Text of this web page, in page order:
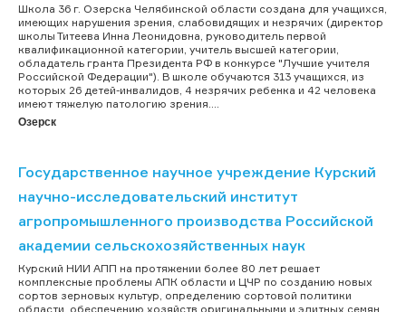
Школа 36 г. Озерска Челябинской области создана для учащихся,
имеющих нарушения зрения, слабовидящих и незрячих (директор
школы Титеева Инна Леонидовна, руководитель первой
квалификационной категории, учитель высшей категории,
обладатель гранта Президента РФ в конкурсе "Лучшие учителя
Российской Федерации"). В школе обучаются 313 учащихся, из
которых 26 детей-инвалидов, 4 незрячих ребенка и 42 человека
имеют тяжелую патологию зрения....
Озерск
Государственное научное учреждение Курский
научно-исследовательский институт
агропромышленного производства Российской
академии сельскохозяйственных наук
Курский НИИ АПП на протяжении более 80 лет решает
комплексные проблемы АПК области и ЦЧР по созданию новых
сортов зерновых культур, определению сортовой политики
области, обеспечению хозяйств оригинальными и элитных семян